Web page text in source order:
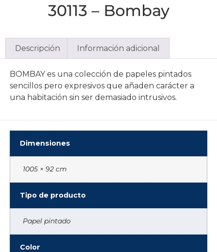
30113 – Bombay
Descripción Información adicional
BOMBAY es una colección de papeles pintados
sencillos pero expresivos que añaden carácter a
una habitación sin ser demasiado intrusivos.
Dimensiones
1005 × 92 cm
Tipo de producto
Papel pintado
Color